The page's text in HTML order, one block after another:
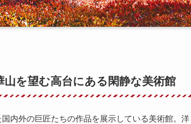
を望む高台にある閑静な美術館
内外の巨匠たちの作品を展示している美術館。洋